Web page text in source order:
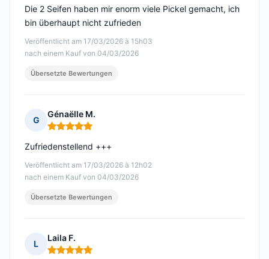
Veröffentlicht am 17/03/2026 à 15h03
nach einem Kauf von 04/03/2026
Die 2 Seifen haben mir enorm viele Pickel gemacht, ich
bin überhaupt nicht zufrieden
Übersetzte Bewertungen
G
Génaëlle M.
Hinweis: 5 von 5
Veröffentlicht am 17/03/2026 à 12h02
nach einem Kauf von 04/03/2026
Zufriedenstellend +++
Übersetzte Bewertungen
L
Laila F.
Hinweis: 5 von 5